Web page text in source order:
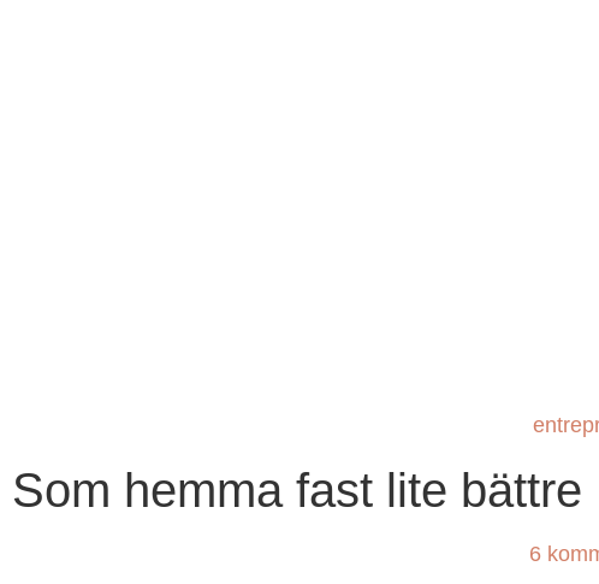
Som hemma fast lite bättre
6